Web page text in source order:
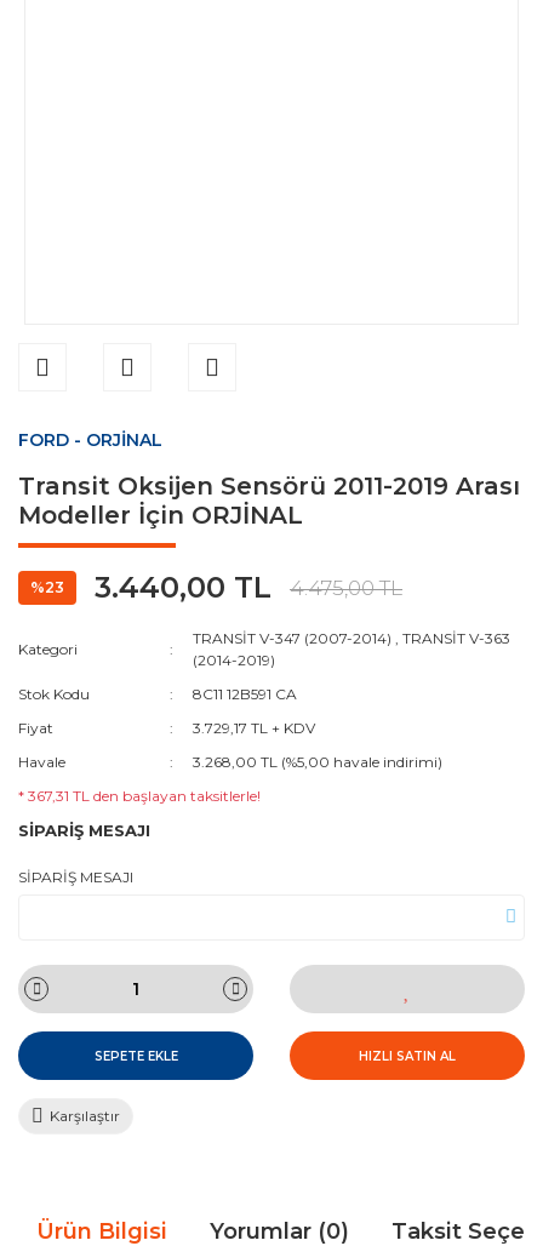
FORD - ORJİNAL
Transit Oksijen Sensörü 2011-2019 Arası
Modeller İçin ORJİNAL
%23 3.440,00 TL 4.475,00 TL
Kategori
TRANSİT V-347 (2007-2014) ,TRANSİT V-363
(2014-2019)
Stok Kodu
8C11 12B591 CA
Fiyat
3.729,17 TL + KDV
Havale
3.268,00 TL (%5,00 havale indirimi)
* 367,31 TL den başlayan taksitlerle!
SİPARİŞ MESAJI
SİPARİŞ MESAJI
SEPETE EKLE HIZLI SATIN AL
Karşılaştır
Ürün Bilgisi Yorumlar (0) Taksit